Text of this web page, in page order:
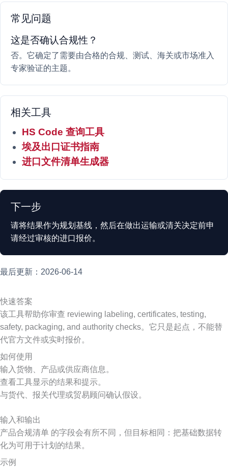
常见问题
这是否确认合规性？
否。它确定了需要由合格的合规、测试、海关或市场准入
专家验证的主题。
相关工具
HS Code 查询工具
埃及出口证书指南
进口文件清单生成器
下一步
请将结果作为规划基线，然后在做出运输或清关决定前申
请经过审核的进口报价。
最后更新：2026-06-14
快速答案
该工具帮助你审查 reviewing labeling, certificates, testing,
safety, packaging, and authority checks。它只是起点，不能替
代官方文件或实时报价。
如何使用
输入货物、产品或供应商信息。
查看工具显示的结果和提示。
与货代、报关代理或贸易顾问确认假设。
输入和输出
产品合规清单 的字段会有所不同，但目标相同：把基础数据转
化为可用于计划的结果。
示例